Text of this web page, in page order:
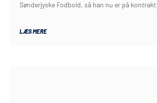
Sønderjyske Fodbold, så han nu er på kontrakt
LÆS MERE